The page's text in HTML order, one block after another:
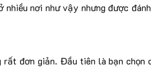
nhiều nơi như vậy nhưng được
rất đơn giản. Đầu tiên là bạn chọn